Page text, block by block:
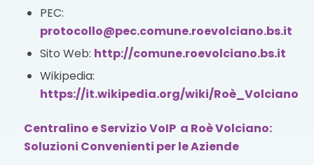
PEC:
protocollo@pec.comune.roevolciano.bs.it
Sito Web: http://comune.roevolciano.bs.it
Wikipedia:
https://it.wikipedia.org/wiki/Roè_Volciano
Centralino e Servizio VoIP a Roè Volciano:
Soluzioni Convenienti per le Aziende